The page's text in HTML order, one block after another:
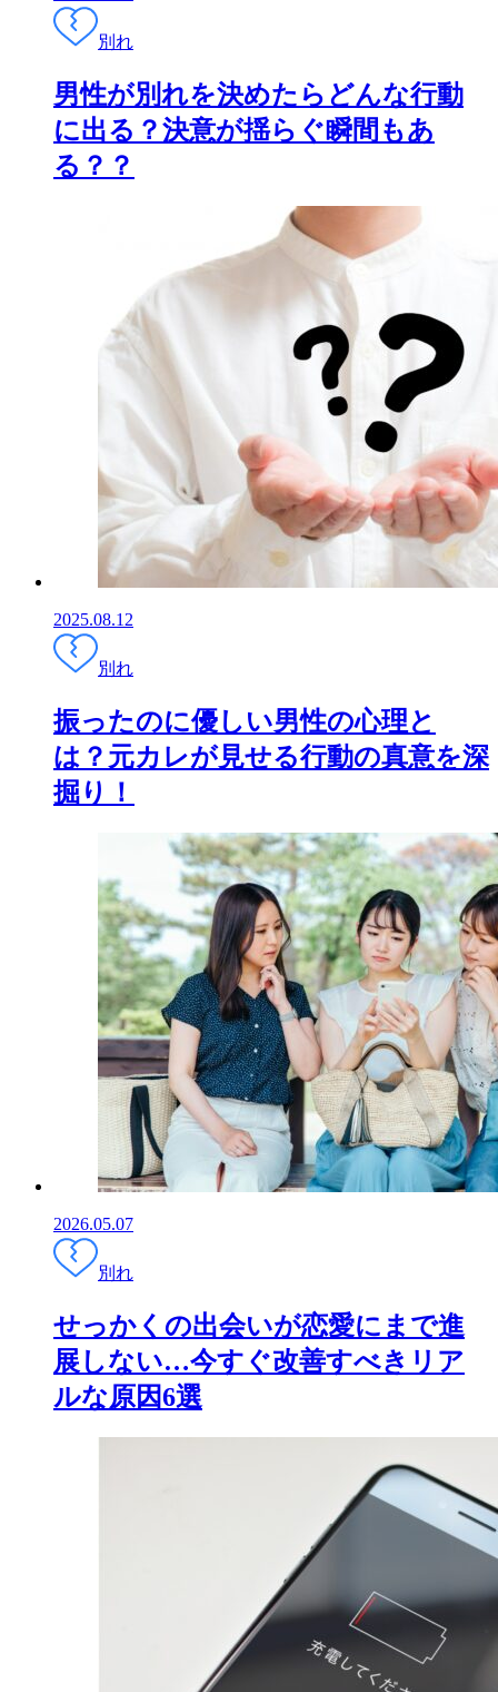
別れ
男性が別れを決めたらどんな行動
に出る？決意が揺らぐ瞬間もあ
る？？
2025.08.12
別れ
振ったのに優しい男性の心理と
は？元カレが見せる行動の真意を深
掘り！
2026.05.07
別れ
せっかくの出会いが恋愛にまで進
展しない…今すぐ改善すべきリア
ルな原因6選